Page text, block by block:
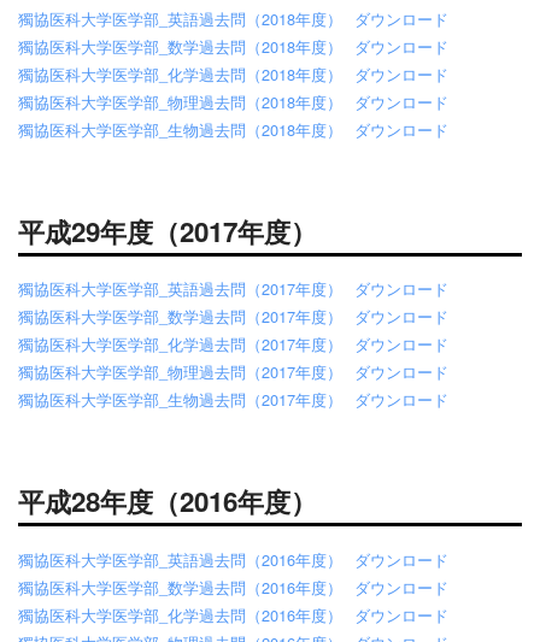
獨協医科大学医学部_英語過去問（2018年度）
ダウンロード
獨協医科大学医学部_数学過去問（2018年度）
ダウンロード
獨協医科大学医学部_化学過去問（2018年度）
ダウンロード
獨協医科大学医学部_物理過去問（2018年度）
ダウンロード
獨協医科大学医学部_生物過去問（2018年度）
ダウンロード
平成29年度（2017年度）
獨協医科大学医学部_英語過去問（2017年度）
ダウンロード
獨協医科大学医学部_数学過去問（2017年度）
ダウンロード
獨協医科大学医学部_化学過去問（2017年度）
ダウンロード
獨協医科大学医学部_物理過去問（2017年度）
ダウンロード
獨協医科大学医学部_生物過去問（2017年度）
ダウンロード
平成28年度（2016年度）
獨協医科大学医学部_英語過去問（2016年度）
ダウンロード
獨協医科大学医学部_数学過去問（2016年度）
ダウンロード
獨協医科大学医学部_化学過去問（2016年度）
ダウンロード